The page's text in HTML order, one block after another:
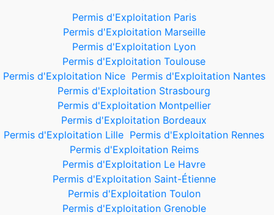
Permis d'Exploitation Paris
Permis d'Exploitation Marseille
Permis d'Exploitation Lyon
Permis d'Exploitation Toulouse
Permis d'Exploitation Nice Permis d'Exploitation Nantes
Permis d'Exploitation Strasbourg
Permis d'Exploitation Montpellier
Permis d'Exploitation Bordeaux
Permis d'Exploitation Lille Permis d'Exploitation Rennes
Permis d'Exploitation Reims
Permis d'Exploitation Le Havre
Permis d'Exploitation Saint-Étienne
Permis d'Exploitation Toulon
Permis d'Exploitation Grenoble